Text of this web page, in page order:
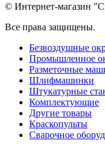
© Интернет-магазин
Все права защищены.
Безвоздушные
Промышленное
Разметочные
Шлифмашинки
Штукатурные
Комплектующие
Другие товары
Краскопульты
Сварочное